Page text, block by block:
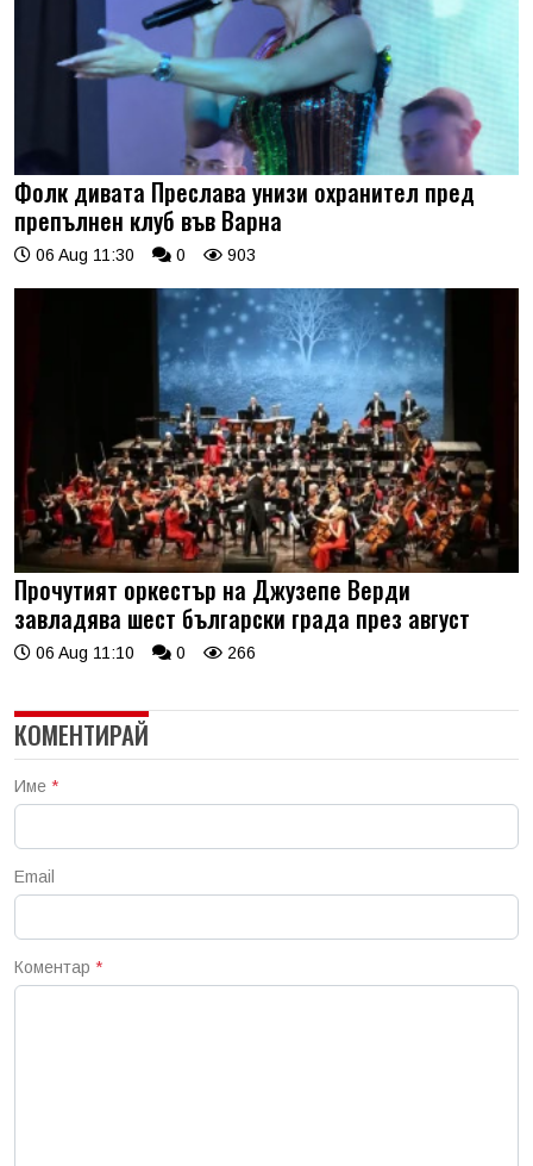
Фолк дивата Преслава унизи охранител пред
препълнен клуб във Варна
06 Aug 11:30 0 903
Прочутият оркестър на Джузепе Верди
завладява шест български града през август
06 Aug 11:10 0 266
КОМЕНТИРАЙ
Име *
Email
Коментар *